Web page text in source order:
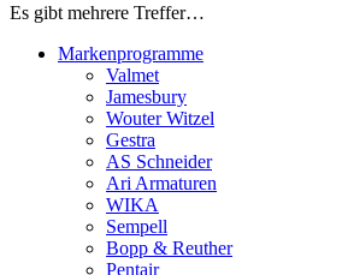
Es gibt mehrere Treffer…
Markenprogramme
Valmet
Jamesbury
Wouter Witzel
Gestra
AS Schneider
Ari Armaturen
WIKA
Sempell
Bopp & Reuther
Pentair